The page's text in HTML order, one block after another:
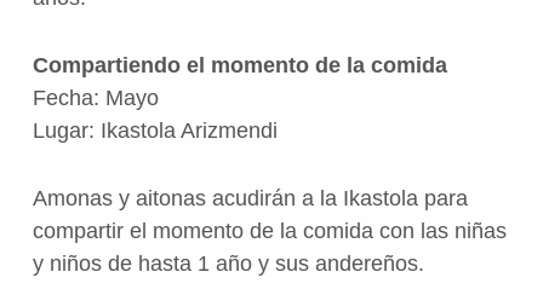
Compartiendo el momento de la comida
Fecha: Mayo
Lugar: Ikastola Arizmendi
Amonas y aitonas acudirán a la Ikastola para
compartir el momento de la comida con las niñas
y niños de hasta 1 año y sus andereños.